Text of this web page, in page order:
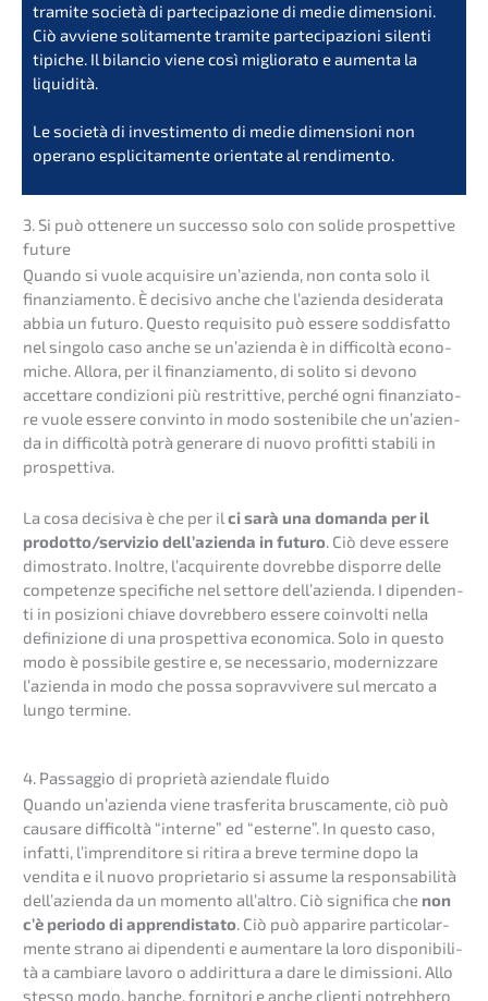
trami­te socie­tà di parte­ci­pa­zio­ne di medie dimen­sio­ni.
Ciò avvie­ne solita­men­te trami­te parte­ci­pa­zio­ni silen­ti
tipiche. Il bilan­cio viene così miglio­ra­to e aumen­ta la
liqui­di­tà.
Le socie­tà di inves­ti­men­to di medie dimen­sio­ni non
operano espli­ci­ta­men­te orien­ta­te al rendimento.
3. Si può ottene­re un succes­so solo con solide prospet­ti­ve
future
Quando si vuole acqui­si­re un’azi­en­da, non conta solo il
finan­zia­men­to. È decisi­vo anche che l’azi­en­da deside­ra­ta
abbia un futuro. Questo requi­si­to può essere soddis­fat­to
nel singo­lo caso anche se un’azi­en­da è in diffi­col­tà econo­
mic­he. Allora, per il finan­zia­men­to, di solito si devono
accet­ta­re condi­zio­ni più restrit­ti­ve, perché ogni finan­zia­to­
re vuole essere convin­to in modo sosteni­bi­le che un’azi­en­
da in diffi­col­tà potrà gener­a­re di nuovo profit­ti stabi­li in
prospettiva.
La cosa decisi­va è che per il ci sarà una doman­da per il
prodotto/servizio dell’a­zi­en­da in futuro . Ciò deve essere
dimostra­to. Inolt­re, l’acqui­ren­te dovreb­be dispor­re delle
compe­ten­ze speci­fi­che nel setto­re dell’a­zi­en­da. I dipen­den­
ti in posizio­ni chiave dovreb­be­ro essere coinvol­ti nella
defini­zio­ne di una prospet­ti­va econo­mica. Solo in questo
modo è possi­bi­le gesti­re e, se neces­sa­rio, moder­niz­za­re
l’azi­en­da in modo che possa soprav­vi­ve­re sul merca­to a
lungo termine.
4. Passag­gio di proprie­tà aziend­a­le fluido
Quando un’azi­en­da viene trasfe­ri­ta brusca­men­te, ciò può
causa­re diffi­col­tà “inter­ne” ed “ester­ne”. In questo caso,
infat­ti, l’imp­ren­di­to­re si ritira a breve termi­ne dopo la
vendita e il nuovo proprie­ta­rio si assume la responsa­bi­li­tà
dell’a­zi­en­da da un momen­to all’al­t­ro. Ciò signi­fi­ca che non
c’è periodo di appren­di­sta­to. Ciò può appari­re parti­co­lar­
men­te strano ai dipen­den­ti e aumen­ta­re la loro dispo­ni­bi­li­
tà a cambia­re lavoro o addirit­tu­ra a dare le dimis­sio­ni. Allo
stesso modo, banche, forni­to­ri e anche clienti potreb­be­ro